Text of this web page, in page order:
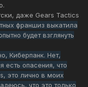
даже Gears Tactics
франшиз выкатила
будет взглянуть
Киберпанк. Нет,
есть опасения, что
это лично в моих
что это только